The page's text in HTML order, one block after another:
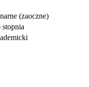
(zaoczne)